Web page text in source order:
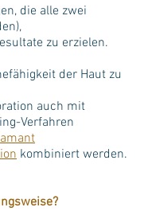
die alle zwei
zu erzielen.
der Haut zu
auch mit
Verfahren
kombiniert werden.